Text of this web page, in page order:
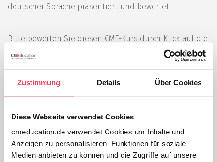
Zustimmung Details Über Cookies
Diese Webseite verwendet Cookies
cmeducation.de verwendet Cookies um Inhalte und
Anzeigen zu personalisieren, Funktionen für soziale
Medien anbieten zu können und die Zugriffe auf unsere
deutscher Sprache präsentiert und bewertet.
Bitte bewerten Sie diesen CME-Kurs durch Klick auf die
/ 5. Sternebewertungen:1
Diesen Beitrag teilen
Folgen Sie uns auf Instagram